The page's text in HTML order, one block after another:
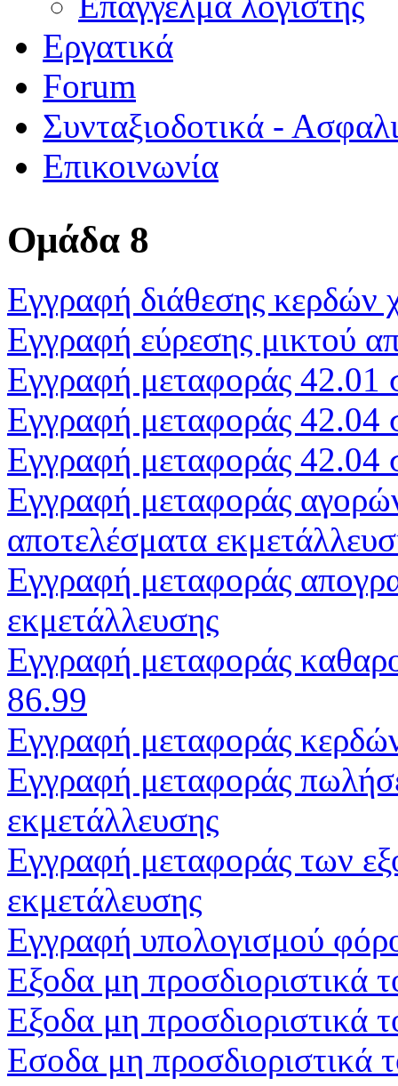
Εργατικά
Forum
Συνταξιοδοτικά -
Επικοινωνία
Ομάδα 8
Εγγραφή διάθεσης κερδών
Εγγραφή εύρεσης μικτού
Εγγραφή μεταφοράς 42.01
Εγγραφή μεταφοράς 42.04
Εγγραφή μεταφοράς 42.04
Εγγραφή μεταφοράς
αποτελέσματα
Εγγραφή μεταφοράς
εκμετάλλευσης
Εγγραφή μεταφοράς
86.99
Εγγραφή μεταφοράς
Εγγραφή μεταφοράς
εκμετάλλευσης
Εγγραφή μεταφοράς των
εκμετάλευσης
Εγγραφή υπολογισμού
Εξοδα μη προσδιοριστικά
Εξοδα μη προσδιοριστικά
Εσοδα μη προσδιοριστικά